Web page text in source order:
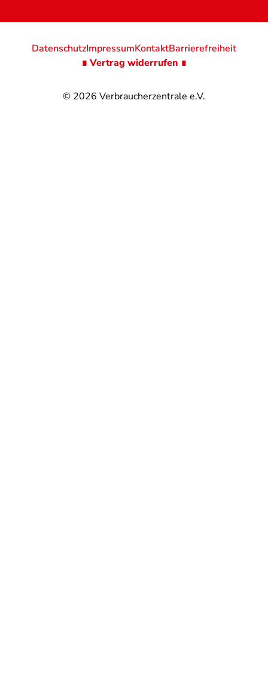
© 2026 Verbraucherzentrale e.V.
DatenschutzImpressumKontaktBarrierefreiheit
∎ Vertrag widerrufen ∎